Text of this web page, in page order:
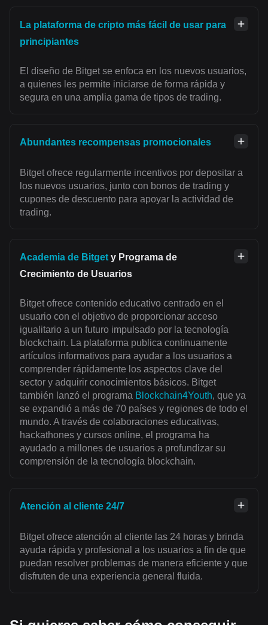
La plataforma de cripto más fácil de usar para
principiantes
El diseño de Bitget se enfoca en los nuevos usuarios,
a quienes les permite iniciarse de forma rápida y
segura en una amplia gama de tipos de trading.
Abundantes recompensas promocionales
Bitget ofrece regularmente incentivos por depositar a
los nuevos usuarios, junto con bonos de trading y
cupones de descuento para apoyar la actividad de
trading.
Academia de Bitget y Programa de
Crecimiento de Usuarios
Bitget ofrece contenido educativo centrado en el
usuario con el objetivo de proporcionar acceso
igualitario a un futuro impulsado por la tecnología
blockchain. La plataforma publica continuamente
artículos informativos para ayudar a los usuarios a
comprender rápidamente los aspectos clave del
sector y adquirir conocimientos básicos. Bitget
también lanzó el programa Blockchain4Youth, que ya
se expandió a más de 70 países y regiones de todo el
mundo. A través de colaboraciones educativas,
hackathones y cursos online, el programa ha
ayudado a millones de usuarios a profundizar su
comprensión de la tecnología blockchain.
Atención al cliente 24/7
Bitget ofrece atención al cliente las 24 horas y brinda
ayuda rápida y profesional a los usuarios a fin de que
puedan resolver problemas de manera eficiente y que
disfruten de una experiencia general fluida.